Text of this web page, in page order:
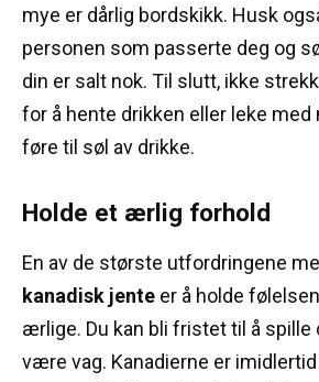
mye er dårlig bordskikk. Husk
personen som passerte deg og
din er salt nok. Til slutt, ikke
for å hente drikken eller leke med
føre til søl av drikke.
Holde et ærlig forhold
En av de største utfordringene
kanadisk jente er å holde
ærlige. Du kan bli fristet til å spille
være vag. Kanadierne er